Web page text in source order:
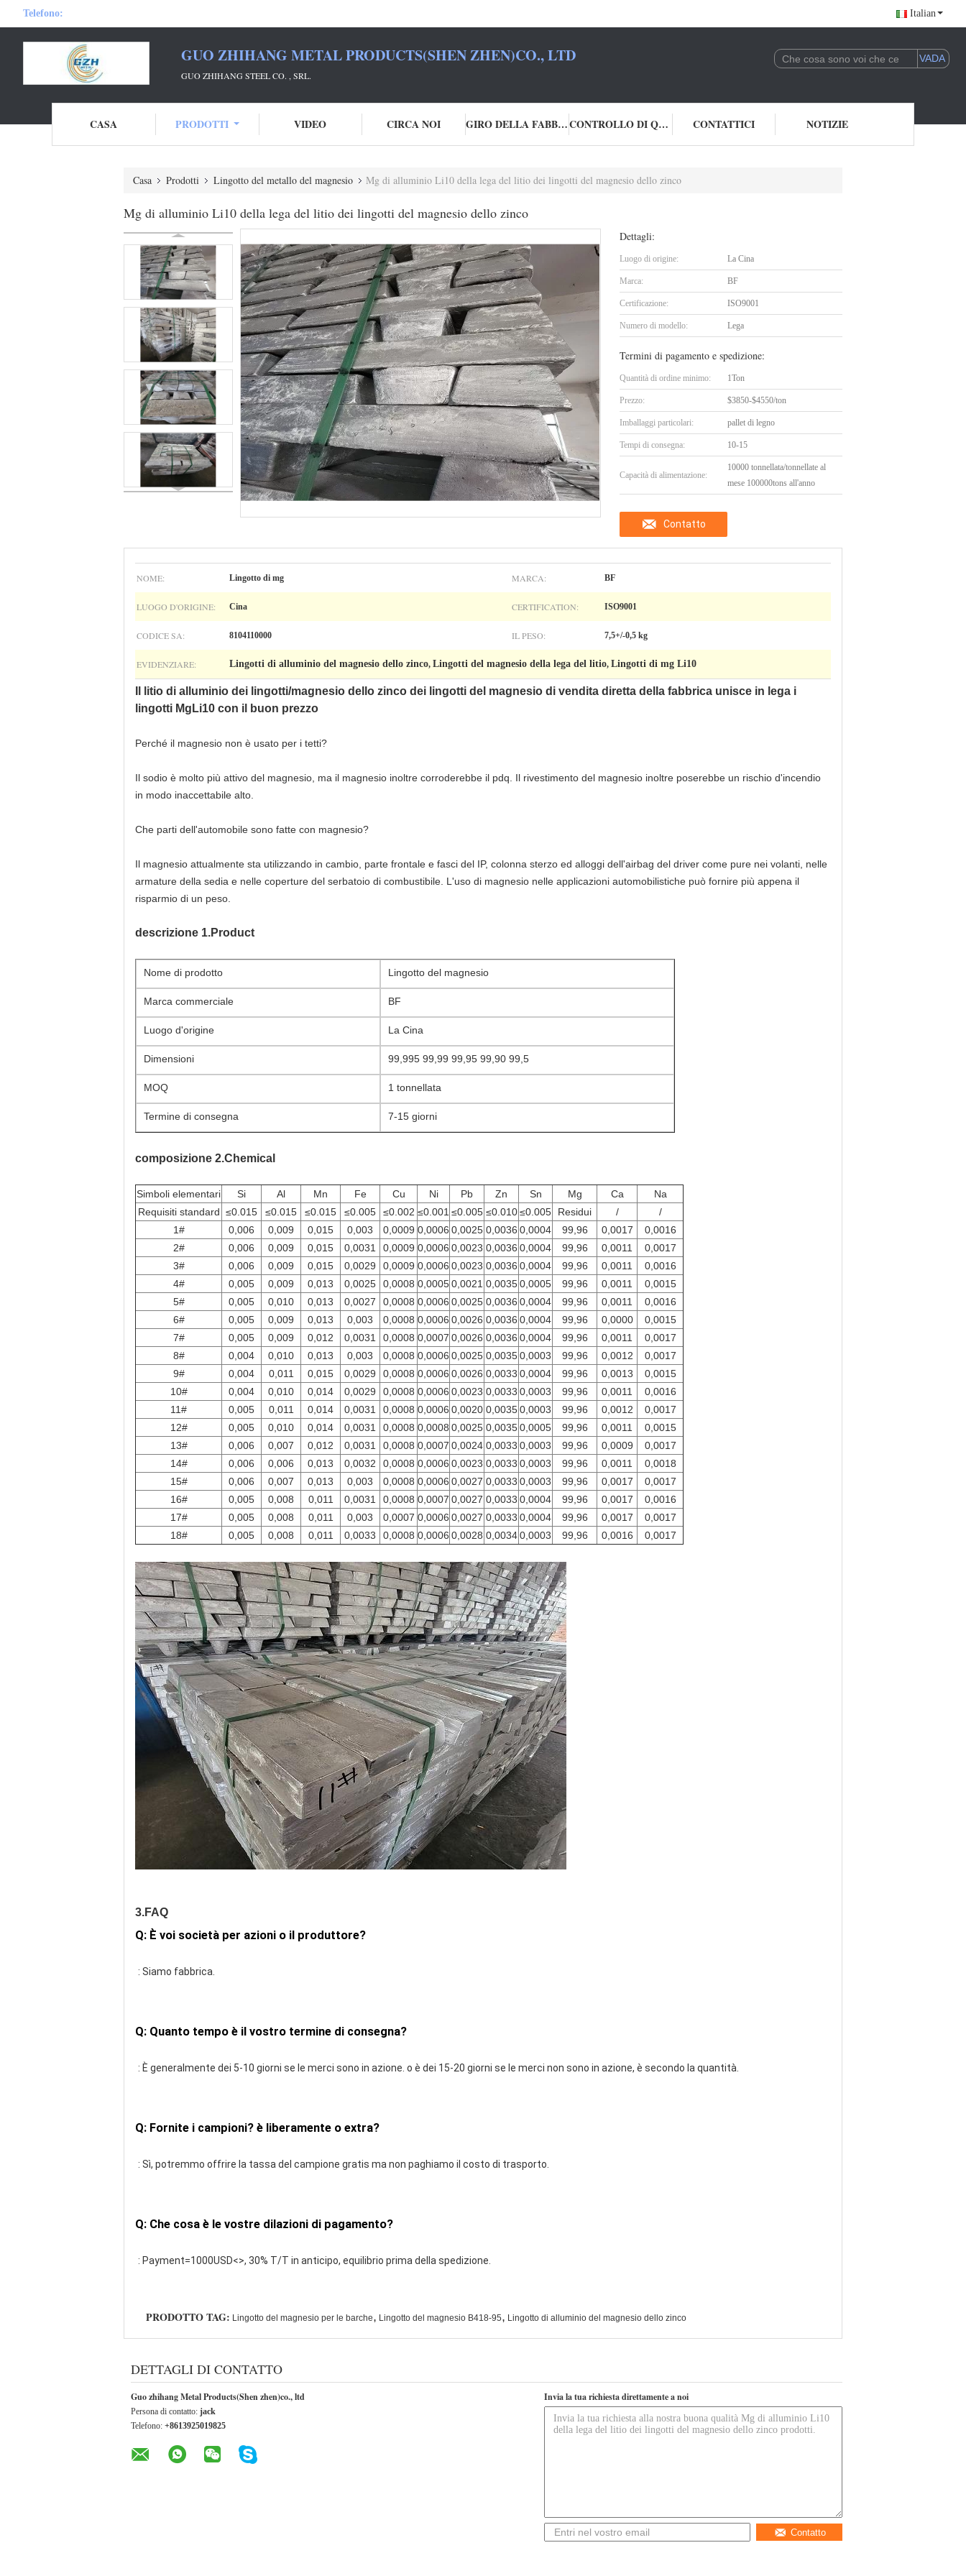
Telefono: Italian
GUO ZHIHANG METAL PRODUCTS(SHEN ZHEN)CO., LTD
GUO ZHIHANG STEEL CO. , SRL.
CASA PRODOTTI VIDEO CIRCA NOI GIRO DELLA FABBRICA CONTROLLO DI QUALITÀ CONTATTICI NOTIZIE
Casa Prodotti Lingotto del metallo del magnesio Mg di alluminio Li10 della lega del litio dei lingotti del magnesio dello zinco
Mg di alluminio Li10 della lega del litio dei lingotti del magnesio dello zinco
Dettagli:
Luogo di origine: La Cina
Marca: BF
Certificazione: ISO9001
Numero di modello: Lega
Termini di pagamento e spedizione:
Quantità di ordine minimo: 1Ton
Prezzo: $3850-$4550/ton
Imballaggi particolari: pallet di legno
Tempi di consegna: 10-15
Capacità di alimentazione:
10000 tonnellata/tonnellate al
mese 100000tons all'anno
Contatto
NOME: Lingotto di mg MARCA: BF
LUOGO D'ORIGINE: Cina CERTIFICATION: ISO9001
CODICE SA: 8104110000 IL PESO: 7,5+/-0,5 kg
EVIDENZIARE: Lingotti di alluminio del magnesio dello zinco, Lingotti del magnesio della lega del litio, Lingotti di mg Li10
Il litio di alluminio dei lingotti/magnesio dello zinco dei lingotti del magnesio di vendita diretta della fabbrica unisce in lega i
lingotti MgLi10 con il buon prezzo
Perché il magnesio non è usato per i tetti?
Il sodio è molto più attivo del magnesio, ma il magnesio inoltre corroderebbe il pdq. Il rivestimento del magnesio inoltre poserebbe un rischio d'incendio
in modo inaccettabile alto.
Che parti dell'automobile sono fatte con magnesio?
Il magnesio attualmente sta utilizzando in cambio, parte frontale e fasci del IP, colonna sterzo ed alloggi dell'airbag del driver come pure nei volanti, nelle
armature della sedia e nelle coperture del serbatoio di combustibile. L'uso di magnesio nelle applicazioni automobilistiche può fornire più appena il
risparmio di un peso.
descrizione 1.Product
Nome di prodotto Lingotto del magnesio
Marca commerciale BF
Luogo d'origine La Cina
Dimensioni 99,995 99,99 99,95 99,90 99,5
MOQ 1 tonnellata
Termine di consegna 7-15 giorni
composizione 2.Chemical
Simboli elementari Si Al Mn Fe Cu Ni Pb Zn Sn Mg Ca
Na
Requisiti standard ≤0.015 ≤0.015 ≤0.015 ≤0.005 ≤0.002 ≤0.001 ≤0.005 ≤0.010 ≤0.005 Residui /
/
1#
0,006 0,009 0,015 0,003 0,0009 0,0006 0,0025 0,0036 0,0004 99,96 0,0017
0,0016
2#
0,006 0,009 0,015 0,0031 0,0009 0,0006 0,0023 0,0036 0,0004 99,96 0,0011
0,0017
3#
0,006 0,009 0,015 0,0029 0,0009 0,0006 0,0023 0,0036 0,0004 99,96 0,0011
0,0016
4#
0,005 0,009 0,013 0,0025 0,0008 0,00050,0021 0,0035 0,0005 99,96 0,0011
0,0015
5#
0,005 0,010 0,013 0,0027 0,0008 0,0006 0,0025 0,0036 0,0004 99,96 0,0011
0,0016
6#
0,005 0,009 0,013 0,003 0,0008 0,0006 0,0026 0,0036 0,0004 99,96 0,0000
0,0015
7#
0,005 0,009 0,012 0,0031 0,0008 0,0007 0,0026 0,0036 0,0004 99,96 0,0011
0,0017
8#
0,004 0,010 0,013 0,003 0,0008 0,0006 0,0025 0,0035 0,0003 99,96 0,0012
0,0017
9#
0,004 0,011 0,015 0,0029 0,0008 0,0006 0,0026 0,0033 0,0004 99,96 0,0013
0,0015
10#
0,004 0,010 0,014 0,0029 0,0008 0,0006 0,0023 0,0033 0,0003 99,96 0,0011
0,0016
11#
0,005 0,011 0,014 0,0031 0,0008 0,0006 0,0020 0,0035 0,0003 99,96 0,0012
0,0017
12#
0,005 0,010 0,014 0,0031 0,0008 0,0008 0,0025 0,0035 0,0005 99,96 0,0011
0,0015
13#
0,006 0,007 0,012 0,0031 0,0008 0,0007 0,0024 0,0033 0,0003 99,96 0,0009
0,0017
14#
0,006 0,006 0,013 0,0032 0,0008 0,0006 0,0023 0,0033 0,0003 99,96 0,0011
0,0018
15#
0,006 0,007 0,013 0,003 0,0008 0,0006 0,0027 0,0033 0,0003 99,96 0,0017
0,0017
16#
0,005 0,008 0,011 0,0031 0,0008 0,0007 0,0027 0,0033 0,0004 99,96 0,0017
0,0016
17#
0,005 0,008 0,011 0,003 0,0007 0,0006 0,0027 0,0033 0,0004 99,96 0,0017
0,0017
18#
0,005 0,008 0,011 0,0033 0,0008 0,0006 0,0028 0,0034 0,0003 99,96 0,0016 0,0017
3.FAQ
Q: È voi società per azioni o il produttore?
: Siamo fabbrica.
Q: Quanto tempo è il vostro termine di consegna?
: È generalmente dei 5-10 giorni se le merci sono in azione. o è dei 15-20 giorni se le merci non sono in azione, è secondo la quantità.
Q: Fornite i campioni? è liberamente o extra?
: Sì, potremmo offrire la tassa del campione gratis ma non paghiamo il costo di trasporto.
Q: Che cosa è le vostre dilazioni di pagamento?
: Payment=1000USD<>, 30% T/T in anticipo, equilibrio prima della spedizione.
PRODOTTO TAG: Lingotto del magnesio per le barche, Lingotto del magnesio B418-95, Lingotto di alluminio del magnesio dello zinco
DETTAGLI DI CONTATTO
Guo zhihang Metal Products(Shen zhen)co., ltd
Persona di contatto: jack
Telefono: +8613925019825
Invia la tua richiesta direttamente a noi
Contatto